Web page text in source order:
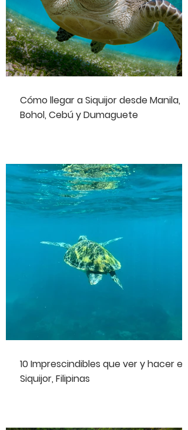
Cómo llegar a Siquijor desde Manila,
Bohol, Cebú y Dumaguete
10 Imprescindibles que ver y hacer en
Siquijor, Filipinas